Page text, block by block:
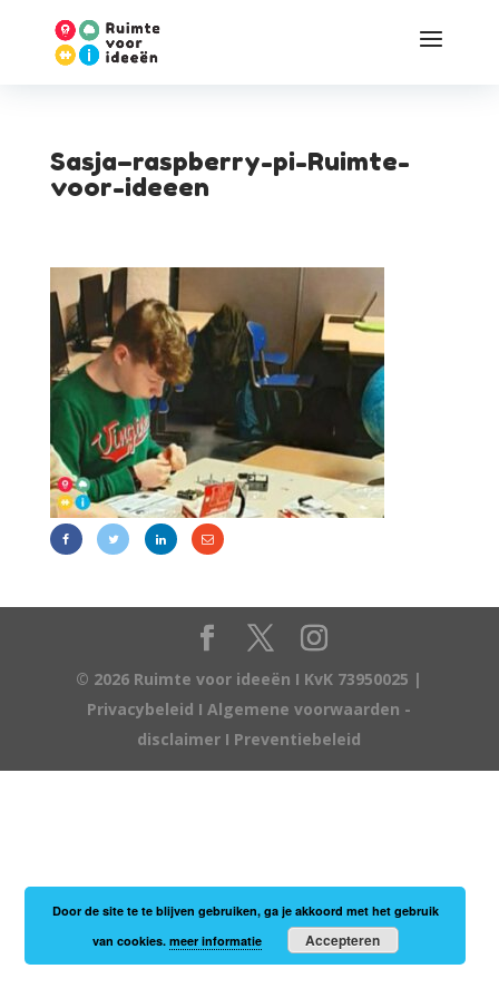
Sasja–raspberry-pi-Ruimte-
voor-ideeen
© 2026 Ruimte voor ideeën I KvK 73950025 |
Privacybeleid IAlgemene voorwaarden -
disclaimer I Preventiebeleid
Door de site te te blijven gebruiken, ga je akkoord met het gebruik
van cookies. meer informatie Accepteren